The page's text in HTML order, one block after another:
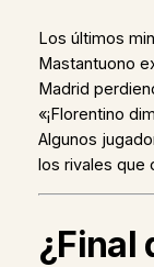
Los últimos
Mastantuono
Madrid
«¡Florentino
Algunos
los rivales que
¿Final